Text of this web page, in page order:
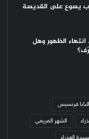
يسوع على القديسة
انتهاء الظهور وهل
البابا فرنسيس
الشهر المريمي
العذراء